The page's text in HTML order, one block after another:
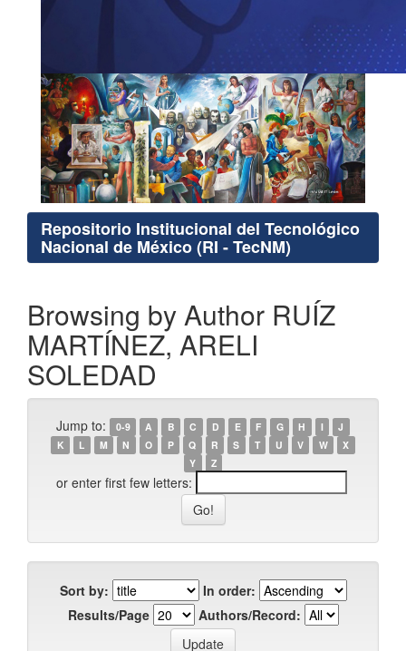
Repositorio Institucional del Tecnológico
Nacional de México (RI - TecNM)
Browsing by Author RUÍZ
MARTÍNEZ, ARELI
SOLEDAD
Jump to: 0-9 A B C D E F G H I
J
K
L M N O P Q R S T U V W
X
Y
Z
or enter first few letters:
Sort by:
In order:
Results/Page
Authors/Record: